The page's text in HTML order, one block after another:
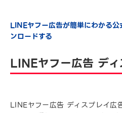
LINEヤフー広告が簡単にわかる
ンロードする
LINEヤフー広告 デ
LINEヤフー広告 ディスプレイ広